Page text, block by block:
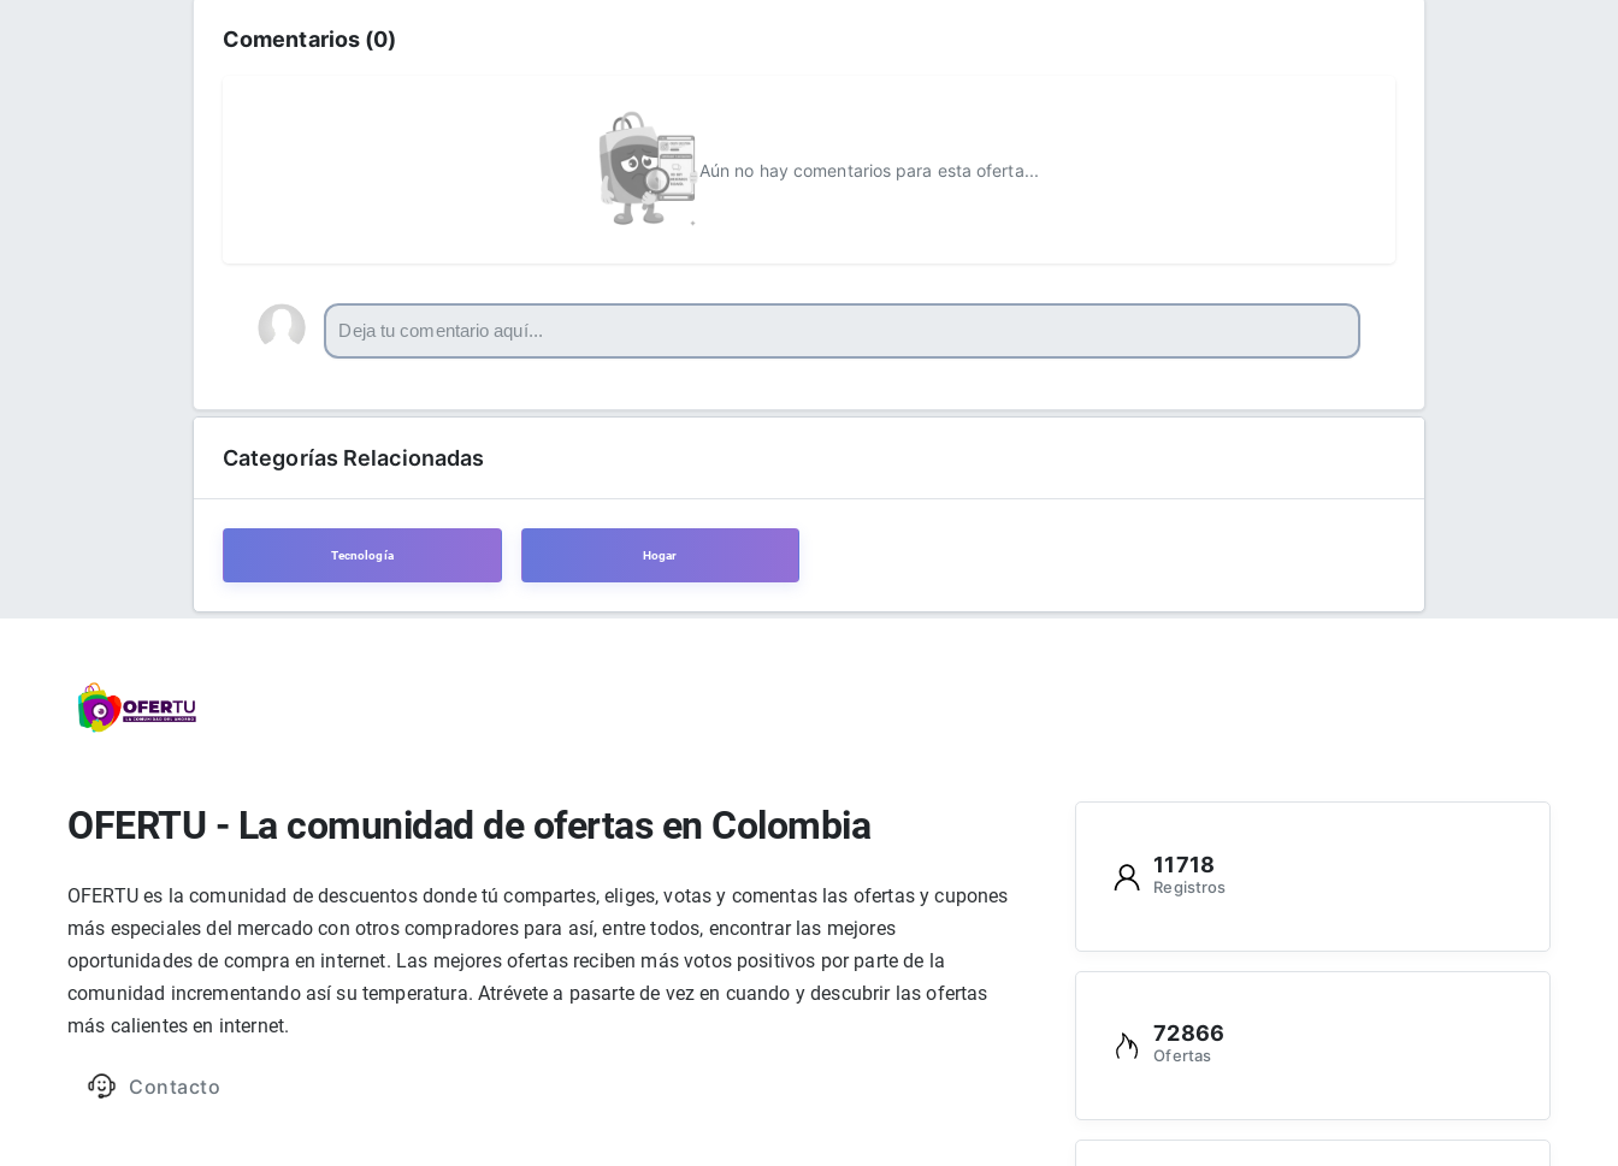
Comentarios (0)
Aún no hay comentarios para esta oferta...
Categorías Relacionadas
Tecnología Hogar
OFERTU - La comunidad de ofertas en Colombia
OFERTU es la comunidad de descuentos donde tú compartes, eliges, votas y comentas las ofertas y cupones
más especiales del mercado con otros compradores para así, entre todos, encontrar las mejores
oportunidades de compra en internet. Las mejores ofertas reciben más votos positivos por parte de la
comunidad incrementando así su temperatura. Atrévete a pasarte de vez en cuando y descubrir las ofertas
más calientes en internet.
Contacto
11718
Registros
72866
Ofertas